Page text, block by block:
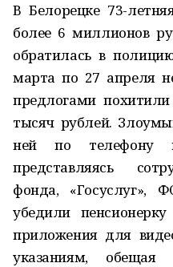
В Белорецке 73-
более 6 миллионов
обратилась в
марта по 27 апреля
предлогами
тысяч рублей.
ней по телефону
представляясь
фонда, «Госуслуг»,
убедили
приложения для
указаниям,